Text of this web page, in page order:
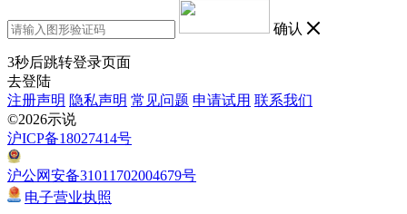
确认
3秒后跳转登录页面
去登陆
注册声明 隐私声明 常见问题 申请试用 联系我们
©2026示说
沪ICP备18027414号
沪公网安备31011702004679号
电子营业执照